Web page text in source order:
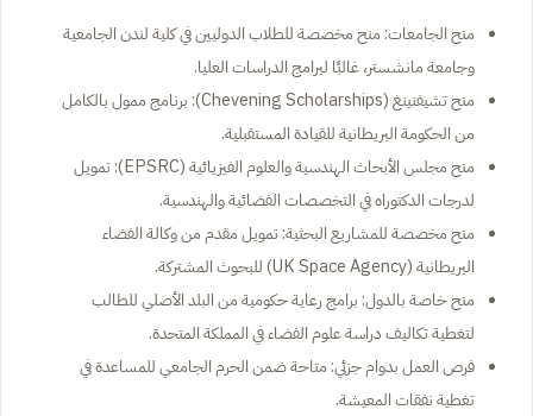
منح الجامعات: منح مخصصة للطلاب الدوليين في كلية لندن الجامعية
وجامعة مانشستر، غالبًا لبرامج الدراسات العليا.
منح تشيفنينغ (Chevening Scholarships): برنامج ممول بالكامل
من الحكومة البريطانية للقيادة المستقبلية.
منح مجلس الأبحاث الهندسية والعلوم الفيزيائية (EPSRC): تمويل
لدرجات الدكتوراه في التخصصات الفضائية والهندسية.
منح مخصصة للمشاريع البحثية: تمويل مقدم من وكالة الفضاء
البريطانية (UK Space Agency) للبحوث المشتركة.
منح خاصة بالدول: برامج رعاية حكومية من البلد الأصلي للطالب
لتغطية تكاليف دراسة علوم الفضاء في المملكة المتحدة.
فرص العمل بدوام جزئي: متاحة ضمن الحرم الجامعي للمساعدة في
تغطية نفقات المعيشة.